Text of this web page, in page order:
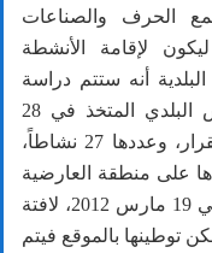
الحرف والصناعات
لإقامة الأنشطة
أنه ستتم دراسة
تطبيق الأنشطة المقررة بقرار المجلس البلدي المتخذ في 28
يونيو 2010 والوارد بالجدول المرفق بالقرار، وعددها 27 نشاطاً،
على منطقة العارضية
الحرفية بموجب قرار المجلس المتخذ في 19 مارس 2012، لافتة
توطينها بالموقع فيتم